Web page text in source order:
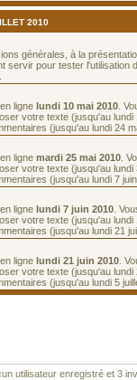
2010
générales, à la
servir pour tester l'utilisation
ligne lundi 10 mai 2010 .
votre texte (jusqu'au lundi
(jusqu'au lundi 24
ligne mardi 25 mai 2010 .
votre texte (jusqu'au lundi
(jusqu'au lundi 7
ligne lundi 7 juin 2010 .
votre texte (jusqu'au lundi
(jusqu'au lundi 21
ligne lundi 21 juin 2010 .
votre texte (jusqu'au lundi
(jusqu'au lundi 5
utilisateur enregistré et 3